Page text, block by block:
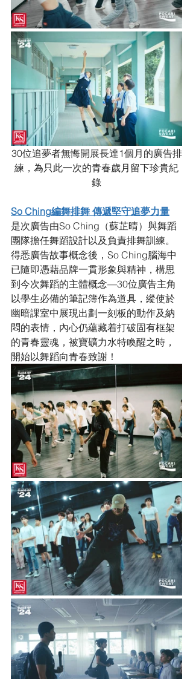
30位追夢者無悔開展長達1個月的廣告排
練，為只此一次的青春歲月留下珍貴紀
錄
So Ching編舞排舞 傳遞堅守追夢力量
是次廣告由So Ching（蘇芷晴）與舞蹈
團隊擔任舞蹈設計以及負責排舞訓練。
得悉廣告故事概念後，So Ching腦海中
已隨即憑藉品牌一貫形象與精神，構思
到今次舞蹈的主體概念—30位廣告主角
以學生必備的筆記簿作為道具，縱使於
幽暗課室中展現出劃一刻板的動作及納
悶的表情，內心仍蘊藏着打破固有框架
的青春靈魂，被寶礦力水特喚醒之時，
開始以舞蹈向青春致謝！